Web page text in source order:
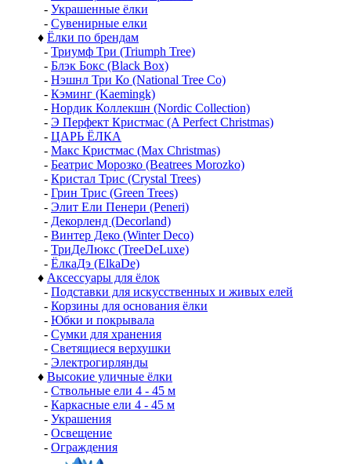
- Украшенные ёлки
- Сувенирные елки
♦ Ёлки по брендам
- Триумф Три (Triumph Tree)
- Блэк Бокс (Black Box)
- Нэшнл Три Ко (National Tree Co)
- Кэминг (Kaemingk)
- Нордик Коллекшн (Nordic Collection)
- Э Перфект Кристмас (A Perfect Christmas)
- ЦАРЬ ЁЛКА
- Макс Кристмас (Max Christmas)
- Беатрис Морозко (Beatrees Morozko)
- Кристал Трис (Crystal Trees)
- Грин Трис (Green Trees)
- Элит Ели Пенери (Peneri)
- Декорленд (Decorland)
- Винтер Деко (Winter Deco)
- ТриДеЛюкс (TreeDeLuxe)
- ЁлкаДэ (ElkaDe)
♦ Аксессуары для ёлок
- Подставки для искусственных и живых елей
- Корзины для основания ёлки
- Юбки и покрывала
- Сумки для хранения
- Светящиеся верхушки
- Электрогирлянды
♦ Высокие уличные ёлки
- Ствольные ели 4 - 45 м
- Каркасные ели 4 - 45 м
- Украшения
- Освещение
- Ограждения